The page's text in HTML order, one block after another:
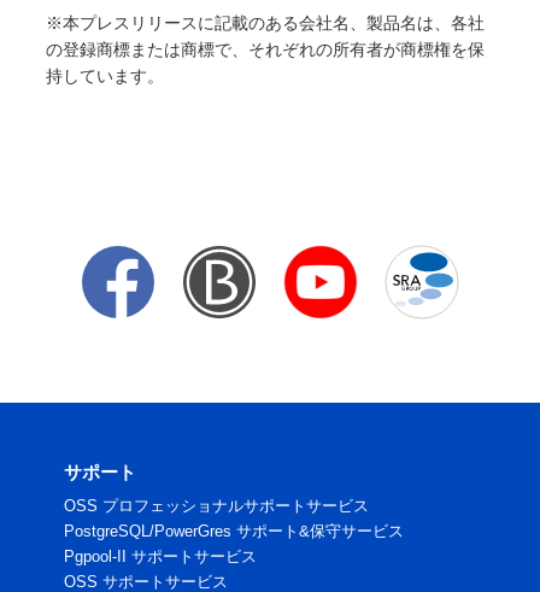
※本プレスリリースに記載のある会社名、製品名は、各社
の登録商標または商標で、それぞれの所有者が商標権を保
持しています。
サポート
OSS プロフェッショナルサポートサービス
PostgreSQL/PowerGres サポート&保守サービス
Pgpool-II サポートサービス
OSS サポートサービス